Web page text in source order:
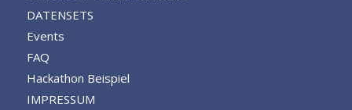
DATENSETS
Events
FAQ
Hackathon Beispiel
IMPRESSUM